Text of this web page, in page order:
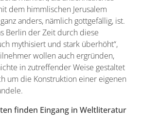
dem himmlischen Jerusalem
anders, nämlich gottgefällig, ist.
Berlin der Zeit durch diese
mythisiert und stark überhöht“,
wollen auch ergründen,
in zutreffender Weise gestaltet
um die Konstruktion einer eigenen
finden Eingang in Weltliteratur